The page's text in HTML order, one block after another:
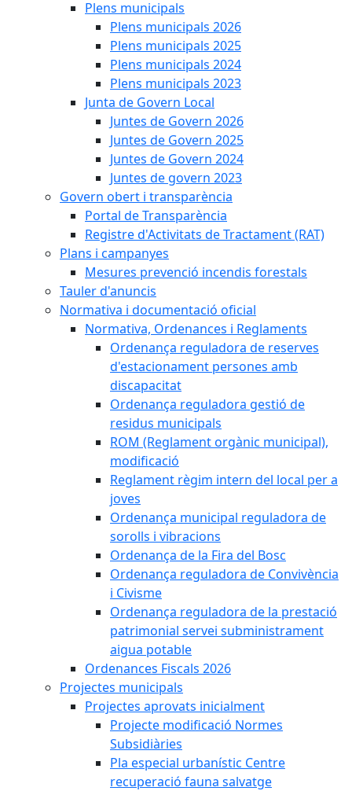
Plens municipals
Plens municipals 2026
Plens municipals 2025
Plens municipals 2024
Plens municipals 2023
Junta de Govern Local
Juntes de Govern 2026
Juntes de Govern 2025
Juntes de Govern 2024
Juntes de govern 2023
Govern obert i transparència
Portal de Transparència
Registre d'Activitats de Tractament (RAT)
Plans i campanyes
Mesures prevenció incendis forestals
Tauler d'anuncis
Normativa i documentació oficial
Normativa, Ordenances i Reglaments
Ordenança reguladora de reserves
d'estacionament persones amb
discapacitat
Ordenança reguladora gestió de
residus municipals
ROM (Reglament orgànic municipal),
modificació
Reglament règim intern del local per a
joves
Ordenança municipal reguladora de
sorolls i vibracions
Ordenança de la Fira del Bosc
Ordenança reguladora de Convivència
i Civisme
Ordenança reguladora de la prestació
patrimonial servei subministrament
aigua potable
Ordenances Fiscals 2026
Projectes municipals
Projectes aprovats inicialment
Projecte modificació Normes
Subsidiàries
Pla especial urbanístic Centre
recuperació fauna salvatge